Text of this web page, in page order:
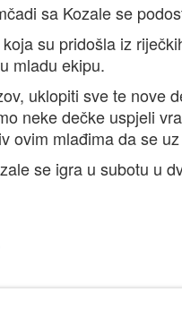
sa Kozale se
su pridošla iz
mladu ekipu.
uklopiti sve te nove
neke dečke uspjeli
ovim mlađima da se
se igra u subotu u